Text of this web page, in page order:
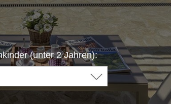
(unter 2 Jahren):